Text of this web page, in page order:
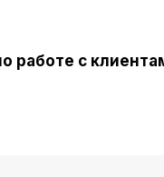
работе с